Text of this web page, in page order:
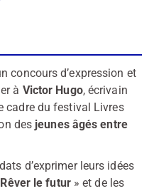
concours d’expression et
à Victor Hugo, écrivain
cadre du festival Livres
des jeunes âgés entre
d’exprimer leurs idées
Rêver le futur» et de les